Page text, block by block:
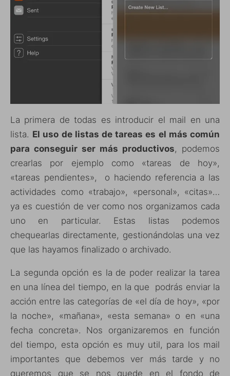
La primera de todas es introducir el mail en una
lista. El uso de listas de tareas es el más común
para conseguir ser más productivos, podemos
crearlas por ejemplo como «tareas de hoy»,
«tareas pendientes», o haciendo referencia a las
actividades como «trabajo», «personal», «citas»…
ya es cuestión de ver como nos organizamos cada
uno en particular. Estas listas podemos
chequearlas directamente, gestionándolas una vez
que las hayamos finalizado o archivado.
La segunda opción es la de poder realizar la tarea
en una línea del tiempo, en la que podrás enviar la
acción entre las categorías de «el día de hoy», «por
la noche», «mañana», «esta semana» o en «una
fecha concreta». Nos organizaremos en función
del tiempo, esta opción es muy util, para los mail
importantes que debemos ver más tarde y no
queremos que se nos quede en el fondo de